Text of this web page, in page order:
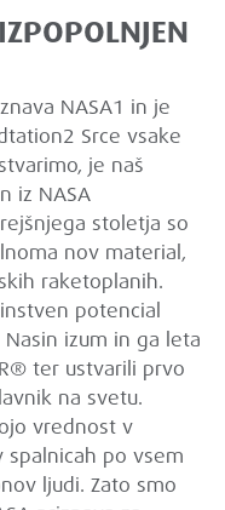
NASA1 in je
Srce vsake
je naš
iz NASA
stoletja so
nov material,
raketoplanih.
potencial
izum in ga leta
ter ustvarili prvo
na svetu.
vrednost v
po vsem
ljudi. Zato smo